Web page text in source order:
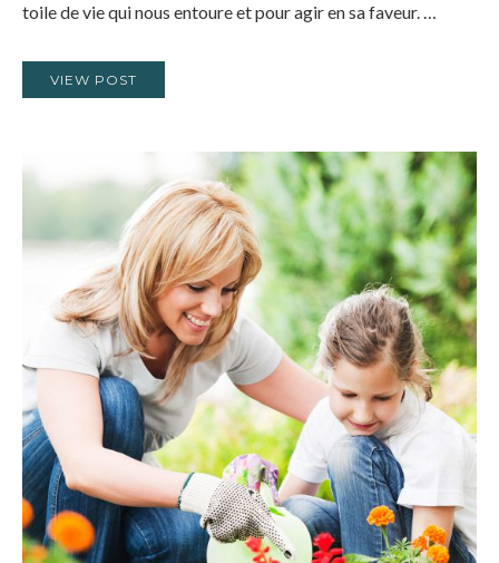
toile de vie qui nous entoure et pour agir en sa faveur. …
VIEW POST